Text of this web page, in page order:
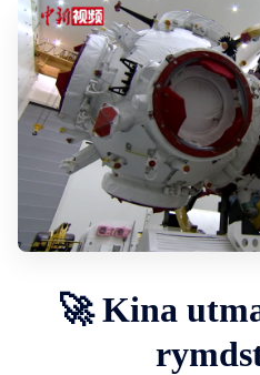
🚀 Kina